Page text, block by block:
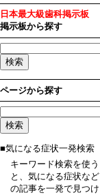
日本最大級歯科掲示板
掲示板から探す
ページから探す
■気になる症状一発検索
キーワード検索を使う
と、気になる症状など
の記事を一発で見つけ